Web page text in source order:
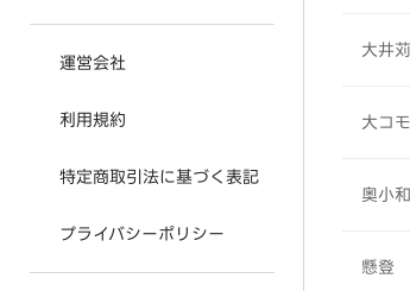
運営会社
利用規約
特定商取引法に基づく表記
プライバシーポリシー
大井
大コモ
奥小
懸登